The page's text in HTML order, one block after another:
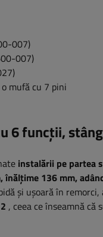
007)
007)
mufă cu 7 pini
6 funcții,
instalării pe partea
înălțime 136 mm,
și ușoară în
, ceea ce înseamnă